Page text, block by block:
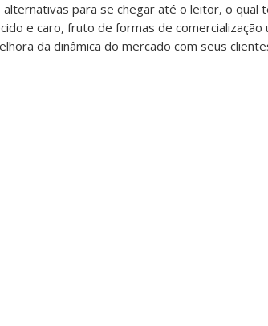
para se chegar até o leitor, o qual
e caro, fruto de formas de comercialização
da dinâmica do mercado com seus